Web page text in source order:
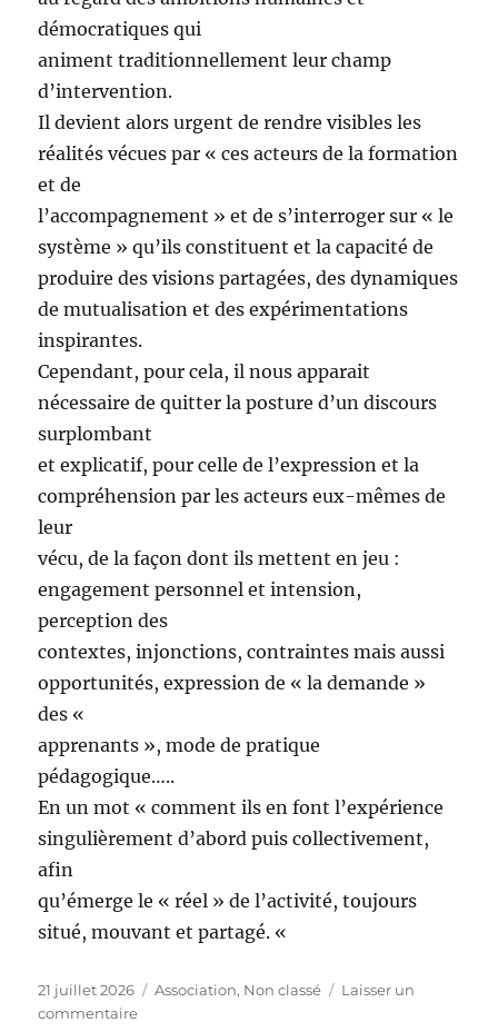
démocratiques qui
animent traditionnellement leur champ
d’intervention.
Il devient alors urgent de rendre visibles les
réalités vécues par « ces acteurs de la formation
et de
l’accompagnement » et de s’interroger sur « le
système » qu’ils constituent et la capacité de
produire des visions partagées, des dynamiques
de mutualisation et des expérimentations
inspirantes.
Cependant, pour cela, il nous apparait
nécessaire de quitter la posture d’un discours
surplombant
et explicatif, pour celle de l’expression et la
compréhension par les acteurs eux-mêmes de
leur
vécu, de la façon dont ils mettent en jeu :
engagement personnel et intension,
perception des
contextes, injonctions, contraintes mais aussi
opportunités, expression de « la demande »
des «
apprenants », mode de pratique
pédagogique…..
En un mot « comment ils en font l’expérience
singulièrement d’abord puis collectivement,
afin
qu’émerge le « réel » de l’activité, toujours
situé, mouvant et partagé. «
Publié
le
21 juillet 2026 Catégories
Association, Non classé
Laisser un
commentairesur